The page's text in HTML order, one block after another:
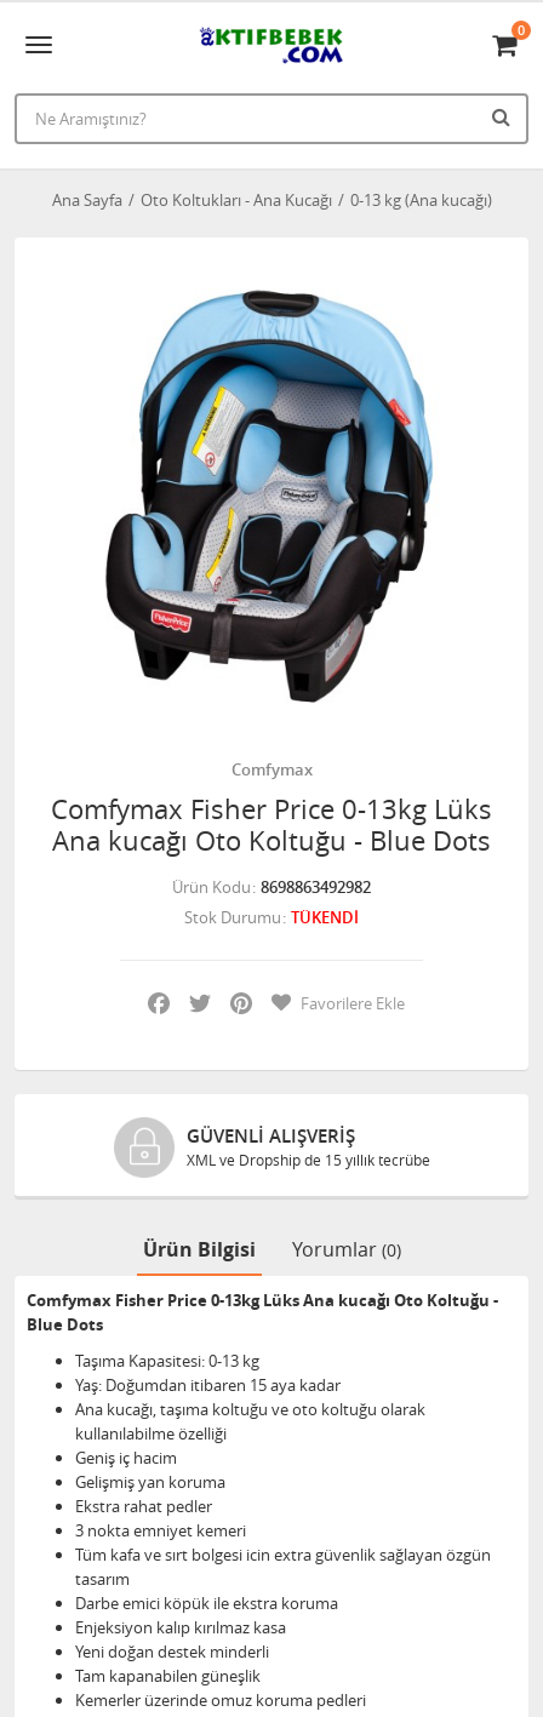
0
Ana Sayfa Oto Koltukları - Ana Kucağı 0-13 kg (Ana kucağı)
Comfymax
Comfymax Fisher Price 0-13kg Lüks
Ana kucağı Oto Koltuğu - Blue Dots
Ürün Kodu 8698863492982
Stok Durumu TÜKENDİ
Facebook
Twitter PinterestFavorilere Ekle
GÜVENLI ALIŞVERIŞ
XML ve Dropship de 15 yıllık tecrübe
Ürün Bilgisi Yorumlar (0)
Comfymax Fisher Price 0-13kg Lüks Ana kucağı Oto Koltuğu -
Blue Dots
Taşıma Kapasitesi: 0-13 kg
Yaş: Doğumdan itibaren 15 aya kadar
Ana kucağı, taşıma koltuğu ve oto koltuğu olarak
kullanılabilme özelliği
Geniş iç hacim
Gelişmiş yan koruma
Ekstra rahat pedler
3 nokta emniyet kemeri
Tüm kafa ve sırt bolgesi icin extra güvenlik sağlayan özgün
tasarım
Darbe emici köpük ile ekstra koruma
Enjeksiyon kalıp kırılmaz kasa
Yeni doğan destek minderli
Tam kapanabilen güneşlik
Kemerler üzerinde omuz koruma pedleri